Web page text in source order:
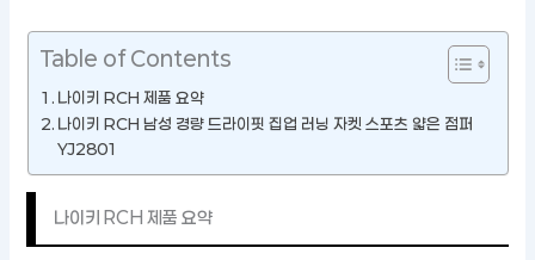
Table of Contents
나이키 RCH 제품 요약
나이키 RCH 남성 경량 드라이핏 집업 러닝 자켓 스포츠 얇은 점퍼
YJ2801
나이키 RCH 제품 요약